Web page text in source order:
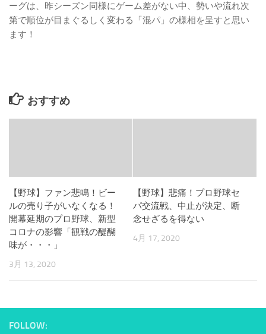
ーグは、昨シーズン同様にゲーム差がない中、勢いや流れ次
第で順位が目まぐるしく変わる「混パ」の様相を呈すと思い
ます！
おすすめ
【野球】ファン悲鳴！ビー
ルの売り子がいなくなる！
開幕延期のプロ野球、新型
コロナの影響「観戦の醍醐
味が・・・」
3月 13, 2020
【野球】悲痛！プロ野球セ
パ交流戦、中止が決定、断
念せざるを得ない
4月 17, 2020
FOLLOW: